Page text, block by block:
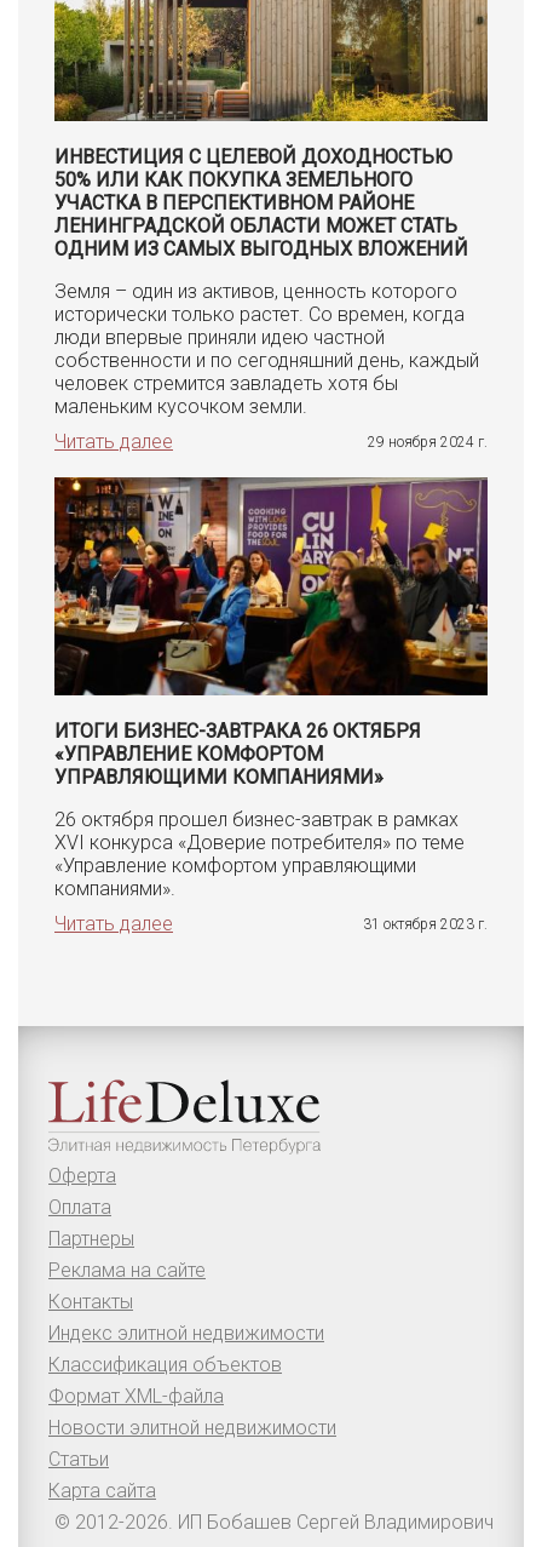
ИНВЕСТИЦИЯ С ЦЕЛЕВОЙ ДОХОДНОСТЬЮ
50% ИЛИ КАК ПОКУПКА ЗЕМЕЛЬНОГО
УЧАСТКА В ПЕРСПЕКТИВНОМ РАЙОНЕ
ЛЕНИНГРАДСКОЙ ОБЛАСТИ МОЖЕТ СТАТЬ
ОДНИМ ИЗ САМЫХ ВЫГОДНЫХ ВЛОЖЕНИЙ
Земля – один из активов, ценность которого
исторически только растет. Со времен, когда
люди впервые приняли идею частной
собственности и по сегодняшний день, каждый
человек стремится завладеть хотя бы
маленьким кусочком земли.
Читать далее
29 ноября 2024 г.
ИТОГИ БИЗНЕС-ЗАВТРАКА 26 ОКТЯБРЯ
«УПРАВЛЕНИЕ КОМФОРТОМ
УПРАВЛЯЮЩИМИ КОМПАНИЯМИ»
26 октября прошел бизнес-завтрак в рамках
XVI конкурса «Доверие потребителя» по теме
«Управление комфортом управляющими
компаниями».
Читать далее
31 октября 2023 г.
Оферта
Оплата
Партнеры
Реклама на сайте
Контакты
Индекс элитной недвижимости
Классификация объектов
Формат XML-файла
Новости элитной недвижимости
Статьи
Карта сайта
© 2012-2026. ИП Бобашев Сергей Владимирович